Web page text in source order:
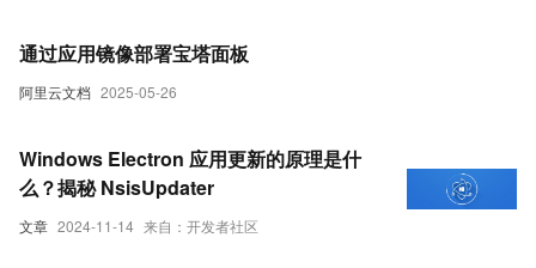
阿里云文档 2025-05-26
通过应用镜像部署宝塔面板
文章 2024-11-14 来自：开发者社区
Windows Electron 应用更新的原理是什
么？揭秘 NsisUpdater